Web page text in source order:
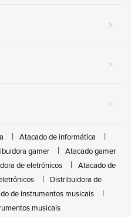
>
>
>
Atacado de informática
gamer
Atacado gamer
de eletrônicos
Atacado de
Distribuidora de
de instrumentos musicais
musicais